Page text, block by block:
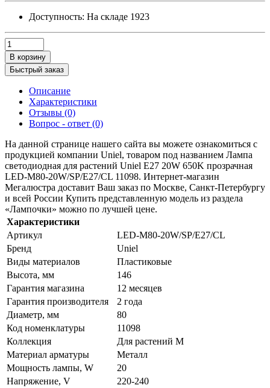
Доступность: На складе 1923
В корзину
Быстрый заказ
Описание
Характеристики
Отзывы (0)
Вопрос - ответ (0)
На данной странице нашего сайта вы можете ознакомиться с
продукцией компании Uniel, товаром под названием Лампа
светодиодная для растений Uniel E27 20W 650K прозрачная
LED-M80-20W/SP/E27/CL 11098. Интернет-магазин
Мегалюстра доставит Ваш заказ по Москве, Санкт-Петербургу
и всей России Купить представленную модель из раздела
«Лампочки» можно по лучшей цене.
Характеристики
Артикул
LED-M80-20W/SP/E27/CL
Бренд
Uniel
Виды материалов
Пластиковые
Высота, мм
146
Гарантия магазина
12 месяцев
Гарантия производителя
2 года
Диаметр, мм
80
Код номенклатуры
11098
Коллекция
Для растений М
Материал арматуры
Металл
Мощность лампы, W
20
Напряжение, V
220-240